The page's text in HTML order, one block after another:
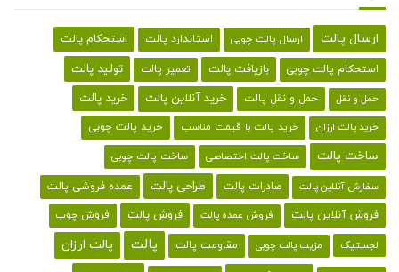
ارسال پالت ارسال پالت چوبی استاندارد پالت استحکام پالت
استحکام پالت چوبی بازیافت پالت تعمیر پالت تولید پالت
حمل و نقل حمل و نقل پالت خرید آنلاین پالت خرید پالت
خرید پالت ارزان خرید پالت با قیمت مناسب خرید پالت چوبی
ساخت پالت ساخت پالت اختصاصی ساخت پالت چوبی
سفارش آنلاین پالت صادرات پالت طراحی پالت عمده فروشی پالت
فروش آنلاین پالت فروش عمده پالت فروش پالت فروش چوب
لجستیک مزیت پالت چوبی مقاومت پالت پالت پالت ارزان